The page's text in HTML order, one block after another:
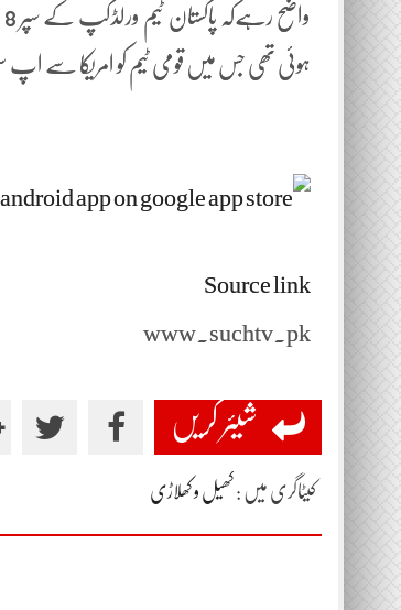
ہوئی تھی جس میں قومی ٹیم کو امریکا سے
Source link
www.suchtv.pk
شیئر کریں
کیٹاگری میں : کھیل و کھلاڑی